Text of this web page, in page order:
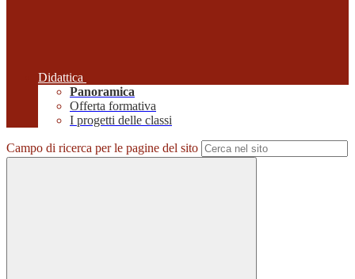
Didattica
Panoramica
Offerta formativa
I progetti delle classi
Campo di ricerca per le pagine del sito